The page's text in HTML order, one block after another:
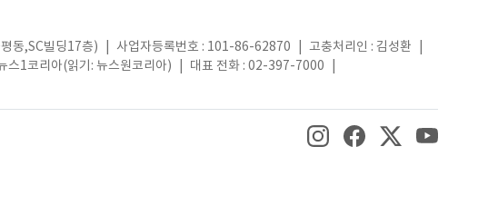
동,SC빌딩17층) 사업자등록번호 : 101-86-62870 고충처리인 : 김성환
스1코리아(읽기: 뉴스원코리아) 대표 전화 : 02-397-7000